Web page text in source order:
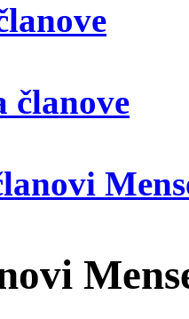
članove